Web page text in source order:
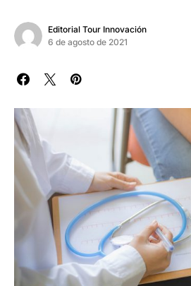
Editorial Tour Innovación
6 de agosto de 2021